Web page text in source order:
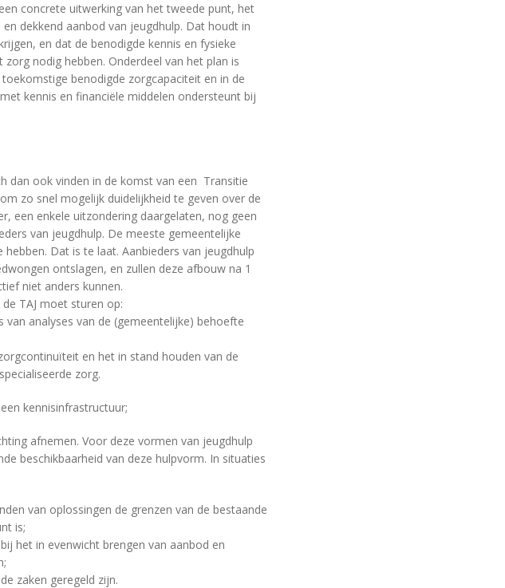
concrete uitwerking van het tweede punt, het
dekkend aanbod van jeugdhulp. Dat houdt in
en dat de benodigde kennis en fysieke
nodig hebben. Onderdeel van het plan is
benodigde zorgcapaciteit en in de
kennis en financiële middelen ondersteunt bij
dan ook vinden in de komst van een Transitie
zo snel mogelijk duidelijkheid te geven over de
een enkele uitzondering daargelaten, nog geen
van jeugdhulp. De meeste gemeentelijke
Dat is te laat. Aanbieders van jeugdhulp
ontslagen, en zullen deze afbouw na 1
niet anders kunnen.
TAJ moet sturen op:
analyses van de (gemeentelijke) behoefte
en het in stand houden van de
zorg.
kennisinfrastructuur;
afnemen. Voor deze vormen van jeugdhulp
beschikbaarheid van deze hulpvorm. In situaties
van oplossingen de grenzen van de bestaande
is;
het in evenwicht brengen van aanbod en
zaken geregeld zijn.